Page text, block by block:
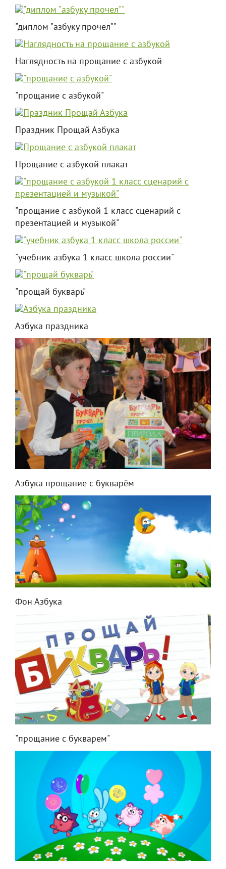
"диплом "азбуку прочел""
Наглядность на прощание с азбукой
"прощание с азбукой"
Праздник Прощай Азбука
Прощание с азбукой плакат
"прощание с азбукой 1 класс сценарий с
презентацией и музыкой"
"учебник азбука 1 класс школа россии"
"прощай букварь"
Азбука праздника
Азбука прощание с букварём
Фон Азбука
"прощание с букварем"